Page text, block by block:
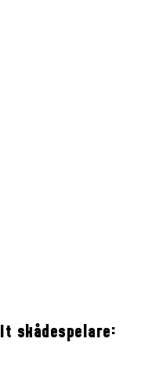
skådespelare: